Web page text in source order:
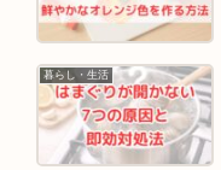
暮らし・生活